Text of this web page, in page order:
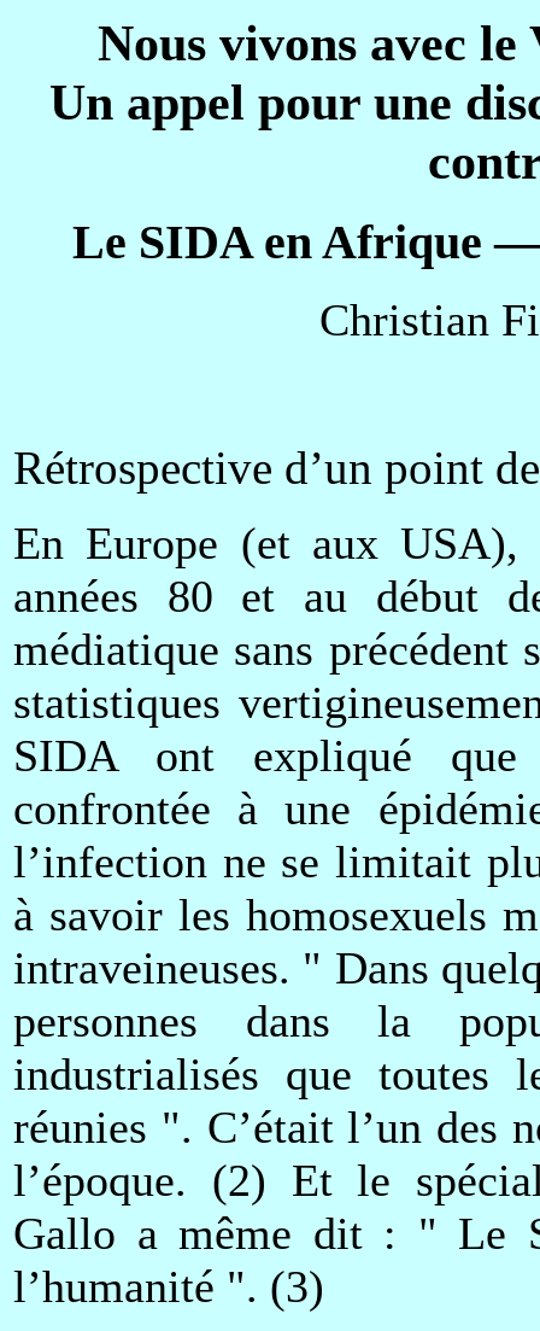
Nous vivons avec
Un appel pour une
Le SIDA en Afrique —
Christian
Rétrospective d’un point
En Europe (et aux
années 80 et au début
médiatique sans
statistiques
SIDA ont expliqué
confrontée à une
l’infection ne se limitait
à savoir les homosexuels
intraveineuses. " Dans
personnes dans la
industrialisés que toutes
réunies ". C’était l’un des
l’époque. (2) Et le
Gallo a même dit : " Le
l’humanité ". (3)